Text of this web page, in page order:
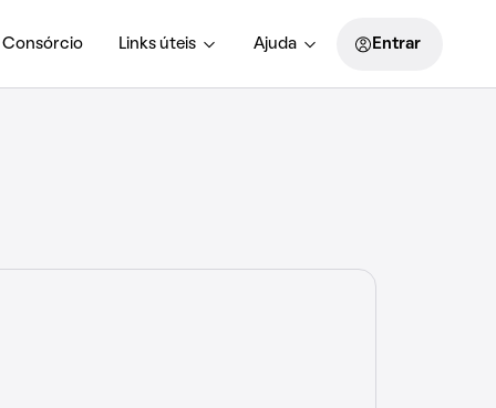
Consórcio Links úteis Ajuda Entrar